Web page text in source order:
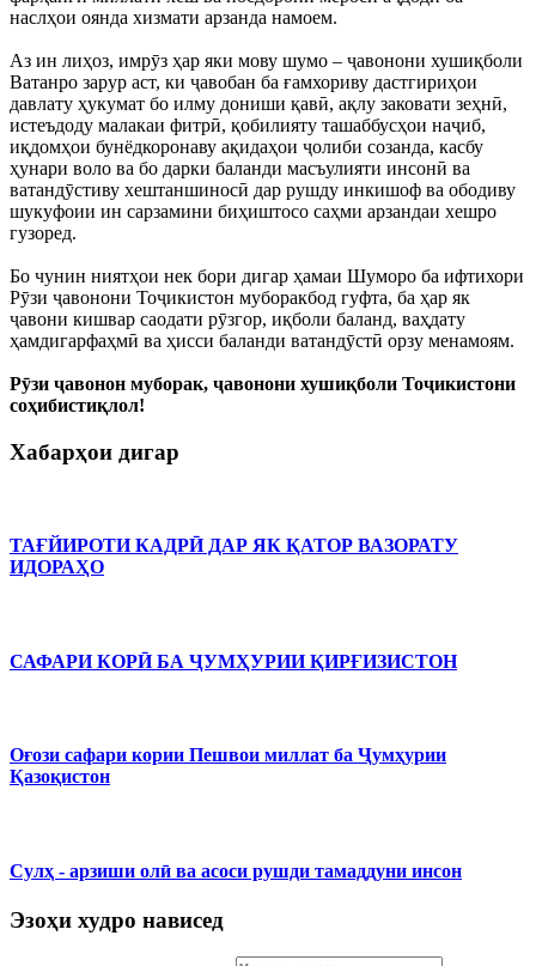
наслҳои оянда хизмати арзанда намоем.
Аз ин лиҳоз, имрӯз ҳар яки мову шумо – ҷавонони хушиқболи
Ватанро зарур аст, ки ҷавобан ба ғамхориву дастгириҳои
давлату ҳукумат бо илму дониши қавӣ, ақлу заковати зеҳнӣ,
истеъдоду малакаи фитрӣ, қобилияту ташаббусҳои наҷиб,
иқдомҳои бунёдкоронаву ақидаҳои ҷолиби созанда, касбу
ҳунари воло ва бо дарки баланди масъулияти инсонӣ ва
ватандӯстиву хештаншиносӣ дар рушду инкишоф ва ободиву
шукуфоии ин сарзамини биҳиштосо саҳми арзандаи хешро
гузоред.
Бо чунин ниятҳои нек бори дигар ҳамаи Шуморо ба ифтихори
Рӯзи ҷавонони Тоҷикистон муборакбод гуфта, ба ҳар як
ҷавони кишвар саодати рӯзгор, иқболи баланд, ваҳдату
ҳамдигарфаҳмӣ ва ҳисси баланди ватандӯстӣ орзу менамоям.
Рӯзи ҷавонон муборак, ҷавонони хушиқболи Тоҷикистони
соҳибистиқлол!
Хабарҳои дигар
ТАҒЙИРОТИ КАДРӢ ДАР ЯК ҚАТОР ВАЗОРАТУ
ИДОРАҲО
САФАРИ КОРӢ БА ҶУМҲУРИИ ҚИРҒИЗИСТОН
Оғози сафари кории Пешвои миллат ба Ҷумҳурии
Қазоқистон
Сулҳ - арзиши олӣ ва асоси рушди тамаддуни инсон
Эзоҳи худро нависед